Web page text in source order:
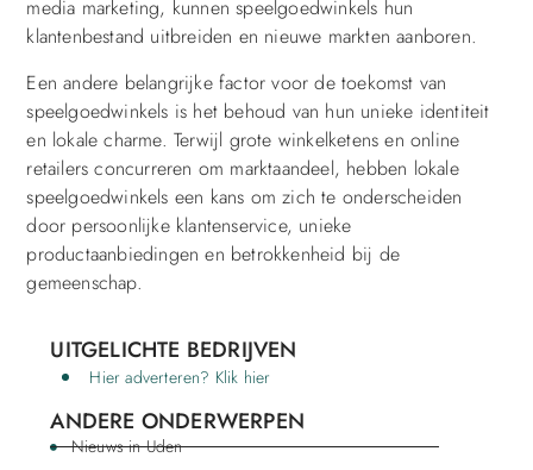
media marketing, kunnen speelgoedwinkels hun
klantenbestand uitbreiden en nieuwe markten aanboren.
Een andere belangrijke factor voor de toekomst van
speelgoedwinkels is het behoud van hun unieke identiteit
en lokale charme. Terwijl grote winkelketens en online
retailers concurreren om marktaandeel, hebben lokale
speelgoedwinkels een kans om zich te onderscheiden
door persoonlijke klantenservice, unieke
productaanbiedingen en betrokkenheid bij de
gemeenschap.
UITGELICHTE BEDRIJVEN
Hier adverteren? Klik hier
ANDERE ONDERWERPEN
Nieuws in Uden